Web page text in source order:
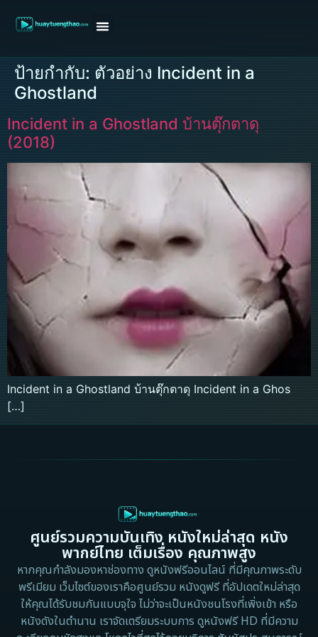
ป้ายกำกับ: ตัวอย่าง Incident in a
Ghostland
Incident in a Ghostland บ้านตุ๊กตาดุ
(2018)
Incident in a Ghostland บ้านตุ๊กตาดุ Incident in a Ghos
[…]
ศูนย์รวมความบันเทิง หนังใหม่ล่าสุด หนัง
พากย์ไทย เต็มเรื่อง คุณภาพสูง
หากคุณกำลังมองหาช่องทาง ดูหนังฟรีออนไลน์ ที่มีคุณภาพระดับ
พรีเมียม เว็บไซต์ของเราคือศูนย์รวม หนังดูฟรี ที่อัปเดตใหม่ล่าสุด
ให้คุณได้รับชมกันแบบจุใจ ไม่ว่าจะเป็นหนังชนโรงที่เพิ่งเข้า หรือ
หนังดังในตำนาน เราจัดเตรียมระบบการ ดูหนังฟรี HD ที่มีความ